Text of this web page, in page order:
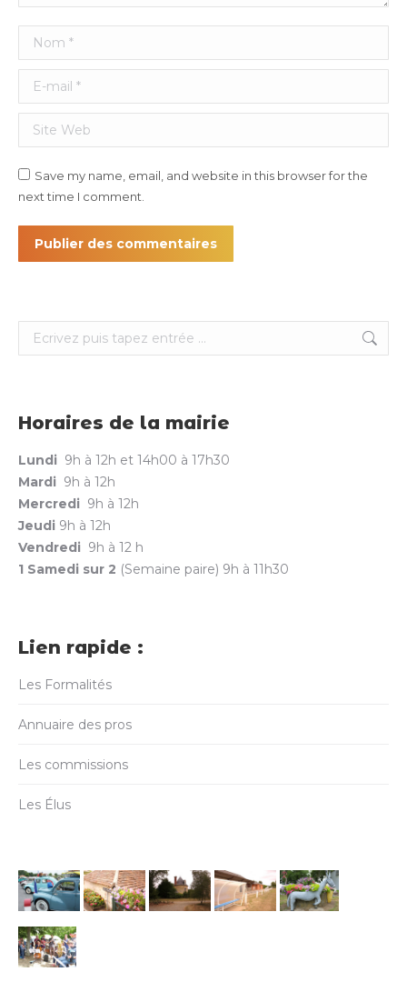
Nom *
E-mail *
Site Web
Save my name, email, and website in this browser for the
next time I comment.
Publier des commentaires
Search:
Horaires de la mairie
Lundi 9h à 12h et 14h00 à 17h30
Mardi 9h à 12h
Mercredi 9h à 12h
Jeudi 9h à 12h
Vendredi 9h à 12 h
1 Samedi sur 2 (Semaine paire) 9h à 11h30
Lien rapide :
Les Formalités
Annuaire des pros
Les commissions
Les Élus